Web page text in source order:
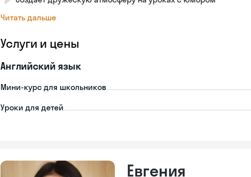
Читать дальше
Услуги и цены
Английский язык
Мини-курс для школьников
Уроки для детей
Евгения